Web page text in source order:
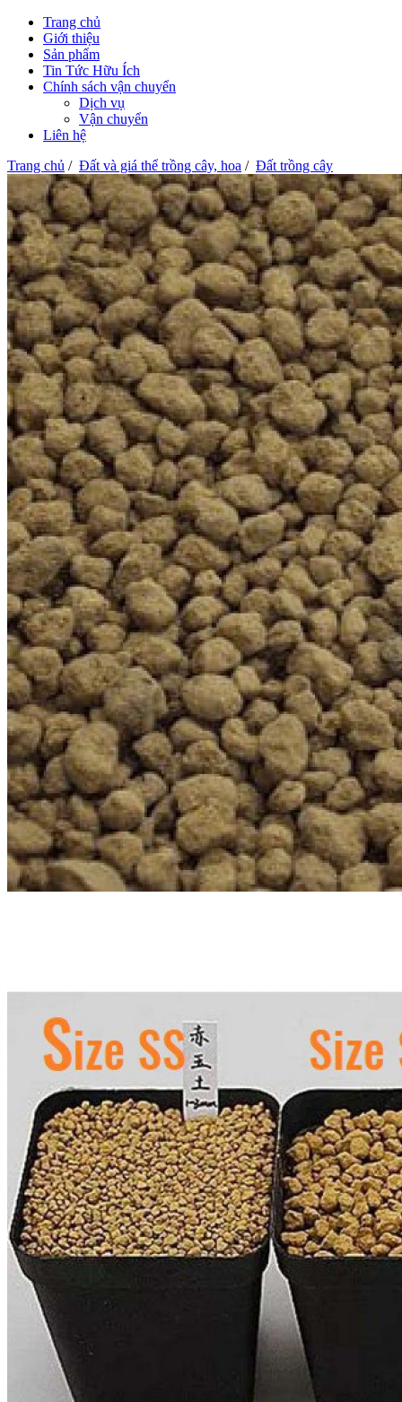
Trang chủ
Giới thiệu
Sản phẩm
Tin Tức Hữu Ích
Chính sách vận chuyển
Dịch vụ
Vận chuyển
Liên hệ
Trang chủ / Đất và giá thể trồng cây, hoa / Đất trồng cây